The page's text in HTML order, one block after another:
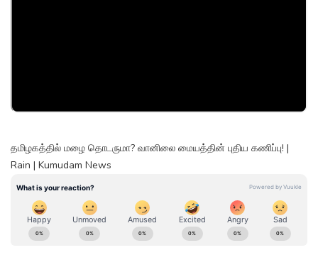
தமிழகத்தில் மழை தொடருமா? வானிலை மையத்தின் புதிய கணிப்பு! |
Rain | Kumudam News